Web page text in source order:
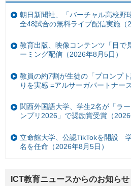
朝日新聞社、「バーチャル高校野
全48試合の無料ライブ配信実施（
教育出版、映像コンテンツ「目で
ーミング配信（2026年8月5日）
教員の約7割が生徒の「プロンプ
りを実感 =アルサーガパートナー
関西外国語大学、学生2名が「ラ
ンプリ2026」で奨励賞受賞（2026
立命館大学、公認TikTokを開設
名を任命（2026年8月5日）
ICT教育ニュースからのお知らせ